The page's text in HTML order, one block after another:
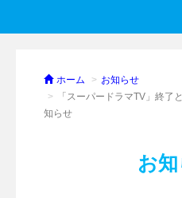
ホーム
お知らせ
「スーパードラマTV」終了
知らせ
お